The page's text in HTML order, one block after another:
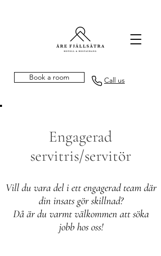
Book a room Call us
Engagerad
servitris/servitör
Vill du vara del i ett engagerad team där
din insats gör skillnad?
Då är du varmt välkommen att söka
jobb hos oss!